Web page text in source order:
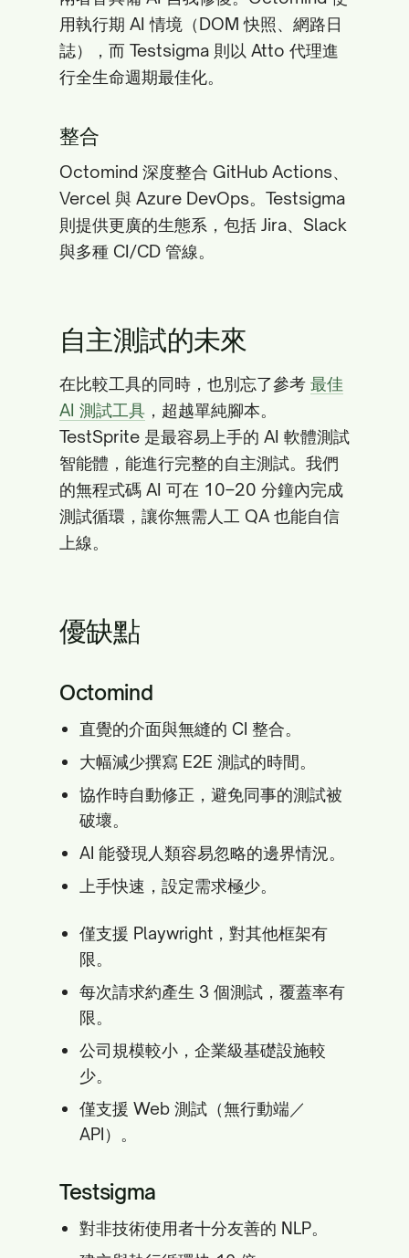
用執行期 AI 情境（DOM 快照、網路日
誌），而 Testsigma 則以 Atto 代理進
行全生命週期最佳化。
整合
Octomind 深度整合 GitHub Actions、
Vercel 與 Azure DevOps。Testsigma
則提供更廣的生態系，包括 Jira、Slack
與多種 CI/CD 管線。
自主測試的未來
在比較工具的同時，也別忘了參考 最佳
AI 測試工具 ，超越單純腳本。
TestSprite 是最容易上手的 AI 軟體測試
智能體，能進行完整的自主測試。我們
的無程式碼 AI 可在 10–20 分鐘內完成
測試循環，讓你無需人工 QA 也能自信
上線。
優缺點
Octomind
直覺的介面與無縫的 CI 整合。
大幅減少撰寫 E2E 測試的時間。
協作時自動修正，避免同事的測試被
破壞。
AI 能發現人類容易忽略的邊界情況。
上手快速，設定需求極少。
僅支援 Playwright，對其他框架有
限。
每次請求約產生 3 個測試，覆蓋率有
限。
公司規模較小，企業級基礎設施較
少。
僅支援 Web 測試（無行動端／
API）。
Testsigma
對非技術使用者十分友善的 NLP。